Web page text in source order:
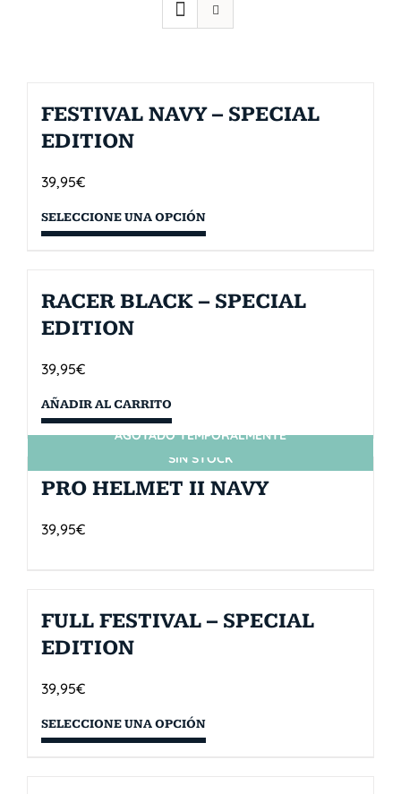
FESTIVAL NAVY – SPECIAL
EDITION
39,95€
SELECCIONE UNA OPCIÓN
RACER BLACK – SPECIAL
EDITION
39,95€
AÑADIR AL CARRITO
SIN STOCK
AGOTADO TEMPORALMENTE
PRO HELMET II NAVY
39,95€
FULL FESTIVAL – SPECIAL
EDITION
39,95€
SELECCIONE UNA OPCIÓN